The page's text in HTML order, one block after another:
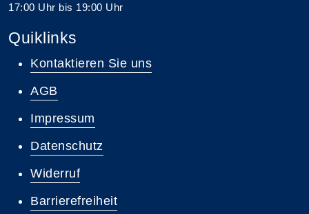
17:00 Uhr bis 19:00 Uhr
Quiklinks
Kontaktieren Sie uns
AGB
Impressum
Datenschutz
Widerruf
Barrierefreiheit